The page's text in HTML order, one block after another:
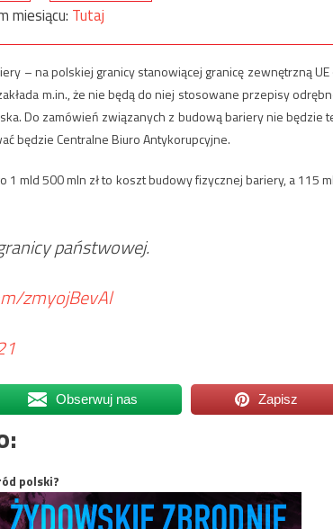
miesiącu: Tutaj
– na polskiej granicy stanowiącej granicę zewnętrzną UE
m.in., że nie będą do niej stosowane przepisy
Do zamówień związanych z budową bariery nie będzie
będzie Centralne Biuro Antykorupcyjne.
mld 500 mln zł to koszt budowy fizycznej bariery, a 115
państwowej.
zmyojBevAl
Obserwuj nas Zapisz
polski?